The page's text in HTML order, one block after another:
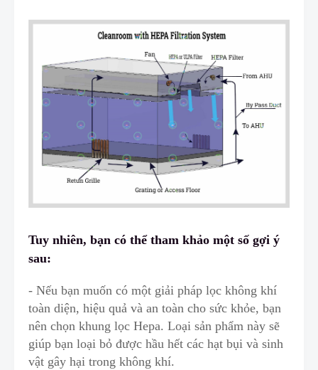
Tuy nhiên, bạn có thể tham khảo một số gợi ý
sau:
- Nếu bạn muốn có một giải pháp lọc không khí
toàn diện, hiệu quả và an toàn cho sức khỏe, bạn
nên chọn khung lọc Hepa. Loại sản phẩm này sẽ
giúp bạn loại bỏ được hầu hết các hạt bụi và sinh
vật gây hại trong không khí.